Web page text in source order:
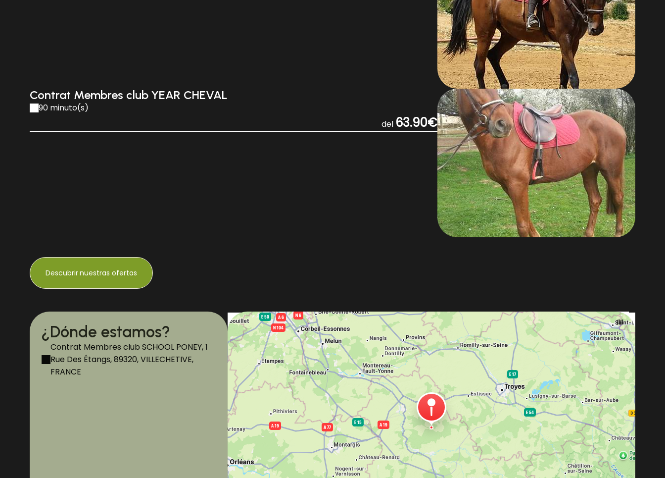
Contrat Membres club YEAR CHEVAL
90 minuto(s)
del 63.90€
Descubrirnuestras ofertas
¿Dónde estamos?
Contrat Membres club SCHOOL PONEY, 1
Rue Des Étangs, 89320, VILLECHETIVE,
FRANCE